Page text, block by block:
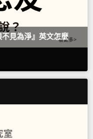
見為淨』英文怎麼